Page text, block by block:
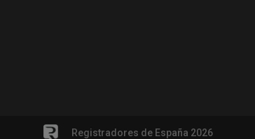
Registradores de España 2026